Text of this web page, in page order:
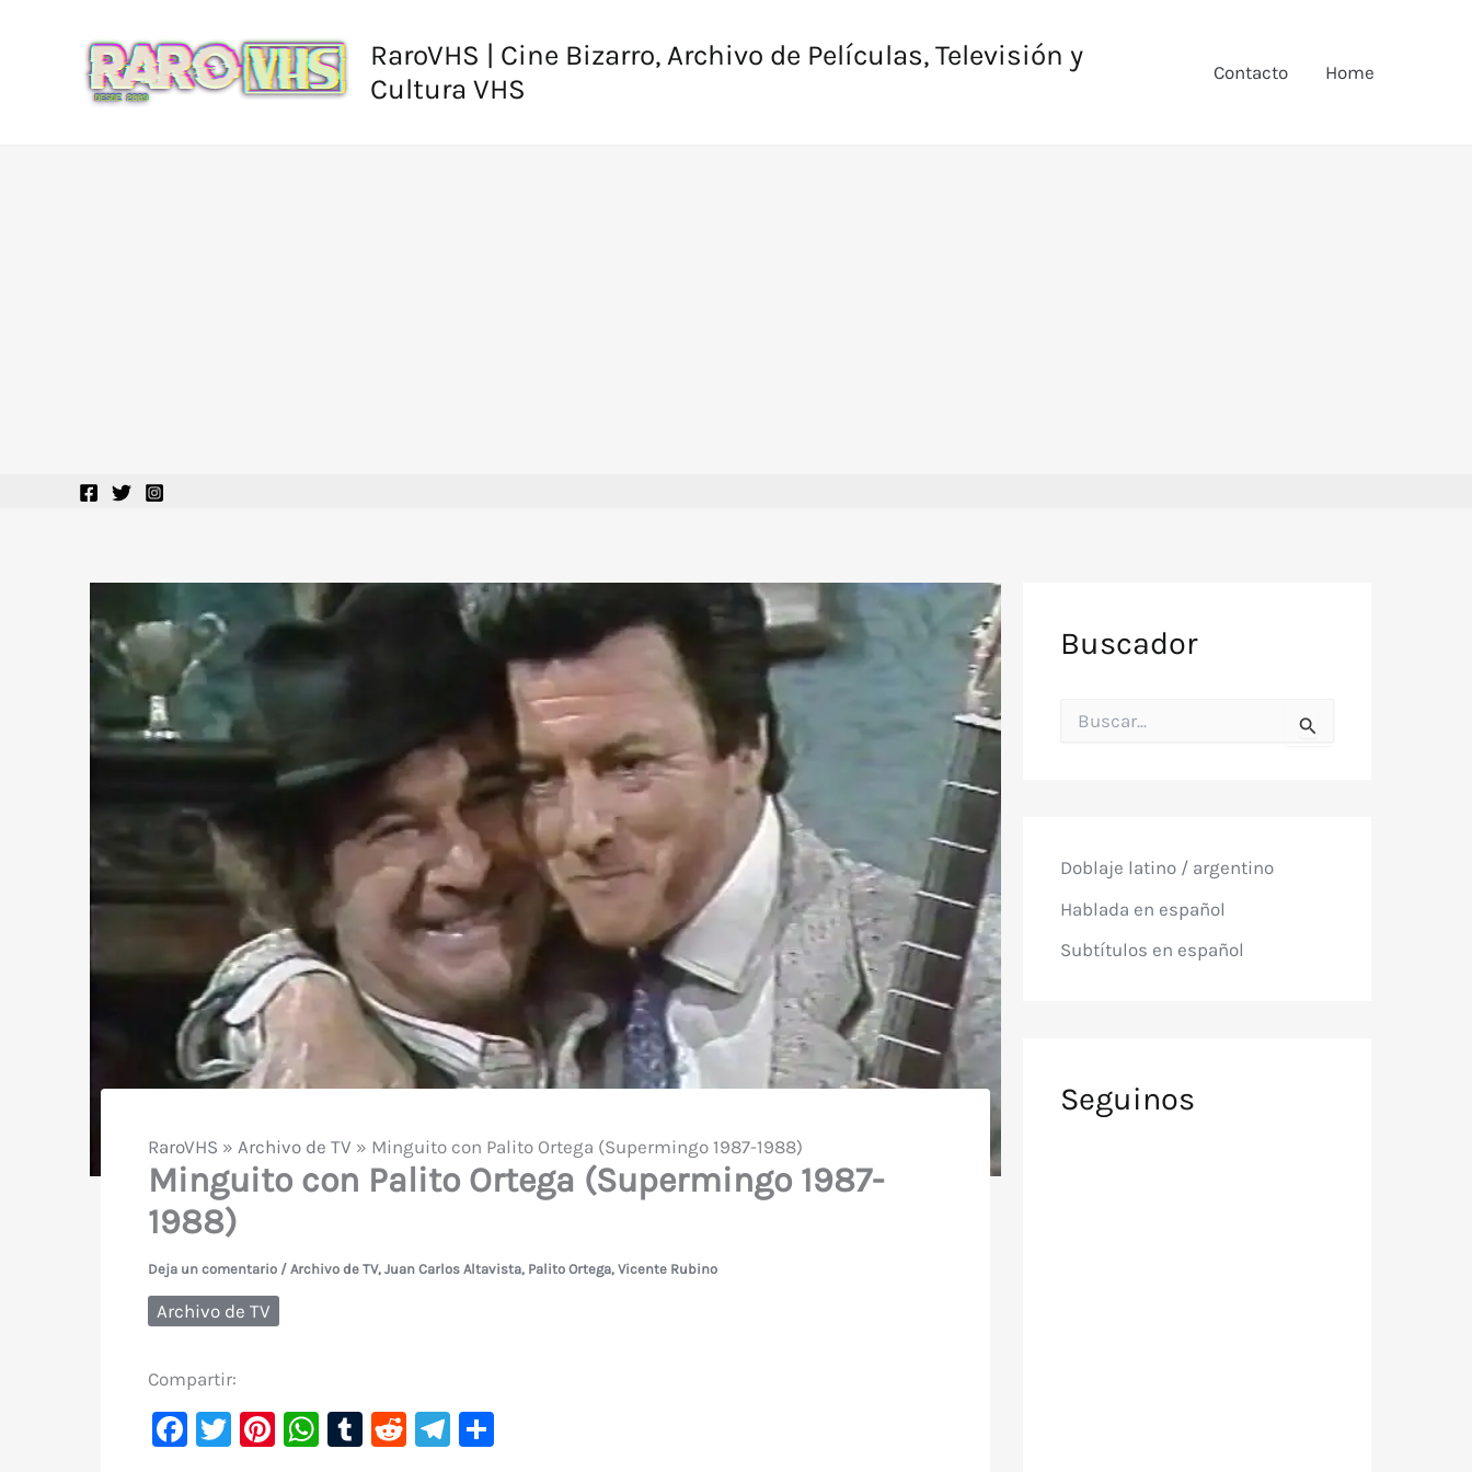
RaroVHS | Cine Bizarro, Archivo de Películas, Televisión y
Cultura VHS
Contacto Home
RaroVHS » Archivo de TV » Minguito con Palito Ortega (Supermingo 1987-1988)
Minguito con Palito Ortega (Supermingo 1987-
1988)
Deja un comentario / Archivo de TV, Juan Carlos Altavista, Palito Ortega, Vicente Rubino
Archivo de TV
Compartir:
F
T
Pi W T
R Te C
Buscador
o
:
Doblaje latino / argentino
Hablada en español
Subtítulos en español
Seguinos